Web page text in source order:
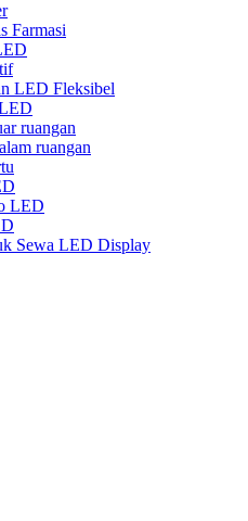
Farmasi
LED Fleksibel
ruangan
ruangan
LED
Sewa LED Display